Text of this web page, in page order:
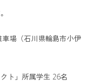
場（石川県輪島市小伊
ト」所属学生 26名